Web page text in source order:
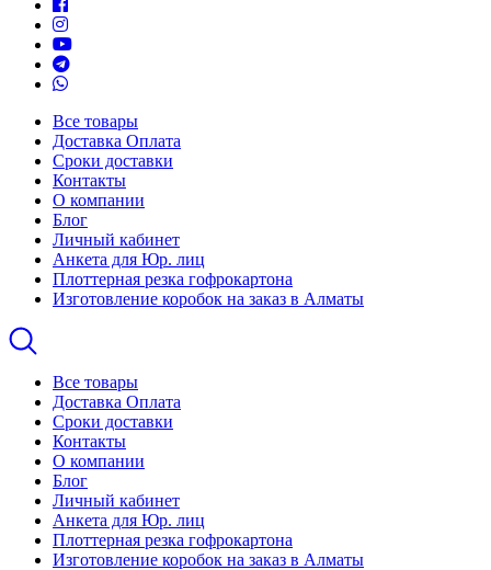
Все товары
Доставка Оплата
Сроки доставки
Контакты
О компании
Блог
Личный кабинет
Анкета для Юр. лиц
Плоттерная резка гофрокартона
Изготовление коробок на заказ в Алматы
Все товары
Доставка Оплата
Сроки доставки
Контакты
О компании
Блог
Личный кабинет
Анкета для Юр. лиц
Плоттерная резка гофрокартона
Изготовление коробок на заказ в Алматы